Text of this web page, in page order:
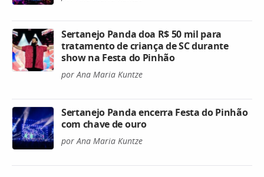
Sertanejo Panda doa R$ 50 mil para
tratamento de criança de SC durante
show na Festa do Pinhão
por Ana Maria Kuntze
Sertanejo Panda encerra Festa do Pinhão
com chave de ouro
por Ana Maria Kuntze